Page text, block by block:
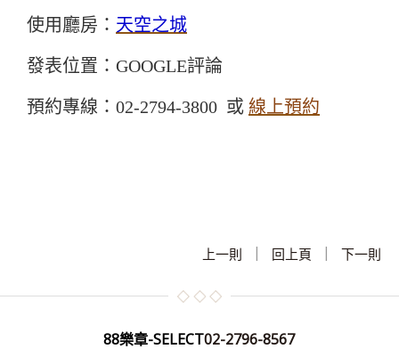
使用廳房： 天空之城
發表位置：GOOGLE評論
預約專線：02-2794-3800 或 線上預約
上一則 | 回上頁 | 下一則
88樂章-SELECT02-2796-8567